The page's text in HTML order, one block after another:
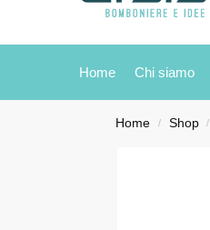
Home Chi siamo
Home / Shop /